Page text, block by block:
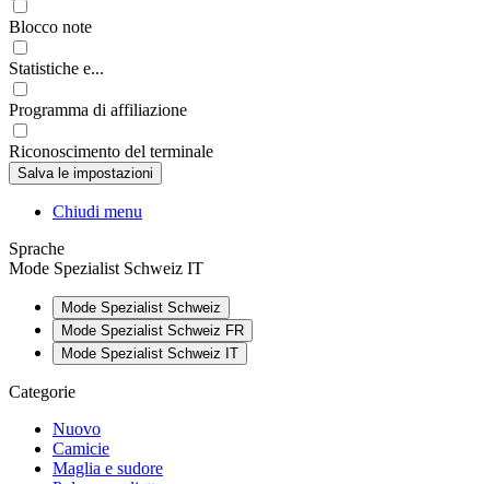
Blocco note
Statistiche e...
Programma di affiliazione
Riconoscimento del terminale
Chiudi menu
Sprache
Mode Spezialist Schweiz IT
Mode Spezialist Schweiz
Mode Spezialist Schweiz FR
Mode Spezialist Schweiz IT
Categorie
Nuovo
Camicie
Maglia e sudore